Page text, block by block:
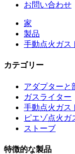
お問い合わせ
家
製品
手動点火ガス
カテゴリー
アダプターと
ガスライター
手動点火ガス
ピエゾ点火ガ
ストーブ
特徴的な製品